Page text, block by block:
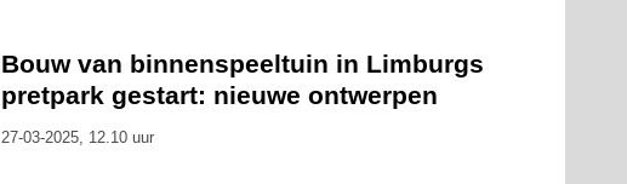
Bouw van binnenspeeltuin in Limburgs
pretpark gestart: nieuwe ontwerpen
27-03-2025, 12.10 uur